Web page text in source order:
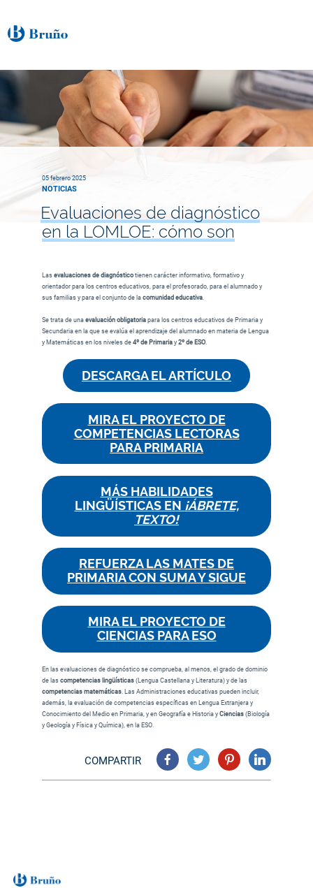
05 febrero 2025
NOTICIAS
Evaluaciones de diagnóstico
en la LOMLOE: cómo son
Lasevaluaciones de diagnósticotienen carácter informativo, formativo y
orientador para los centros educativos, para el profesorado, para el alumnado y
sus familias y para el conjunto de lacomunidad educativa
Se trata de unaevaluación obligatoriapara los centros educativos de Primaria y
Secundaria en la que se evalúa el aprendizaje del alumnado en materia de Lengua
y Matemáticas en los niveles de4º de Primariay2º de ESO
DESCARGA EL ARTÍCULO
MIRA EL PROYECTO DE
COMPETENCIAS LECTORAS
PARA PRIMARIA
MÁS HABILIDADES
LINGÜÍSTICAS EN ¡ÁBRETE,
TEXTO!
REFUERZA LAS MATES DE
PRIMARIA CON SUMA Y SIGUE
MIRA EL PROYECTO DE
CIENCIAS PARA ESO
En las evaluaciones de diagnóstico se comprueba, al menos, el grado de dominio
de lascompetencias lingüísticas(Lengua Castellana y Literatura) y de las
competencias matemáticas . Las Administraciones educativas pueden incluir,
además, la evaluación de competencias específicas en Lengua Extranjera y
Conocimiento del Medio en Primaria, y en Geografía e Historia yCiencias(Biología
y Geología y Física y Química), en la ESO.
COMPARTIR